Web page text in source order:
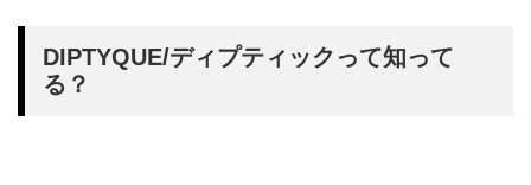
DIPTYQUE/ディプティックって知って
る？